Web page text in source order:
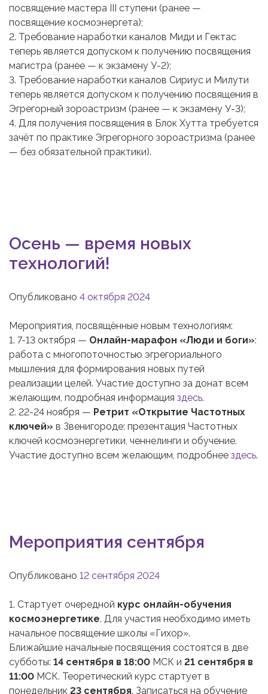
посвящение мастера III ступени (ранее —
посвящение космоэнергета);
2. Требование наработки каналов Миди и Гектас
теперь является допуском к получению посвящения
магистра (ранее — к экзамену У-2);
3. Требование наработки каналов Сириус и Милути
теперь является допуском к получению посвящения в
Эгрегорный зороастризм (ранее — к экзамену У-3);
4. Для получения посвящения в Блок Хутта требуется
зачёт по практике Эгрегорного зороастризма (ранее
— без обязательной практики).
Осень — время новых
технологий!
Опубликовано 4 октября 2024
Мероприятия, посвящённые новым технологиям:
1. 7-13 октября — Онлайн-марафон «Люди и боги»:
работа с многопоточностью эгрегориального
мышления для формирования новых путей
реализации целей. Участие доступно за донат всем
желающим, подробная информация здесь.
2. 22-24 ноября — Ретрит «Открытие Частотных
ключей» в Звенигороде: презентация Частотных
ключей космоэнергетики, ченнелинги и обучение.
Участие доступно всем желающим, подробнее здесь.
Мероприятия сентября
Опубликовано 12 сентября 2024
1. Стартует очередной курс онлайн-обучения
космоэнергетике. Для участия необходимо иметь
начальное посвящение школы «Гихор».
Ближайшие начальные посвящения состоятся в две
субботы: 14 сентября в 18:00 МСК и 21 сентября в
11:00 МСК. Теоретический курс стартует в
понедельник 23 сентября. Записаться на обучение